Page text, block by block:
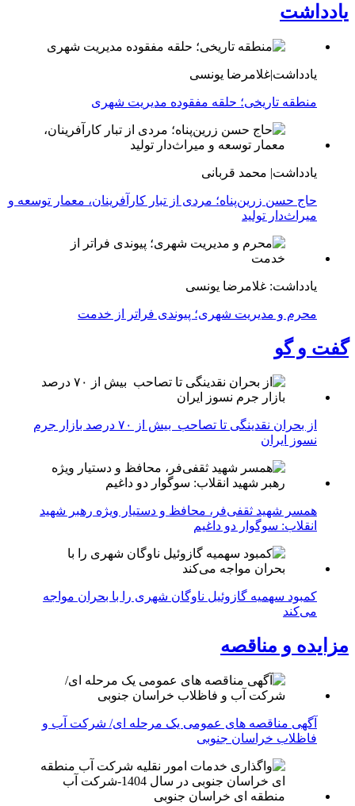
یادداشت
یادداشت|غلامرضا یونسی
منطقه تاریخی؛ حلقه مفقوده مدیریت شهری
یادداشت| محمد قربانی
حاج حسن زرین‌پناه؛ مردی از تبار کارآفرینان، معمار توسعه و
میراث‌دار تولید
یادداشت: غلامرضا یونسی
محرم و مدیریت شهری؛ پیوندی فراتر از خدمت
گفت و گو
از بحران نقدینگی تا تصاحب بیش از ۷۰ درصد بازار جرم
نسوز ایران
همسر شهید ثقفی‌فر، محافظ و دستیار ویژه رهبر شهید
انقلاب: سوگوار دو داغیم
کمبود سهمیه گازوئیل ناوگان شهری را با بحران مواجه
می‌کند
مزایده و مناقصه
آگهی مناقصه های عمومی یک مرحله ای/ شرکت آب و
فاظلاب خراسان جنوبی